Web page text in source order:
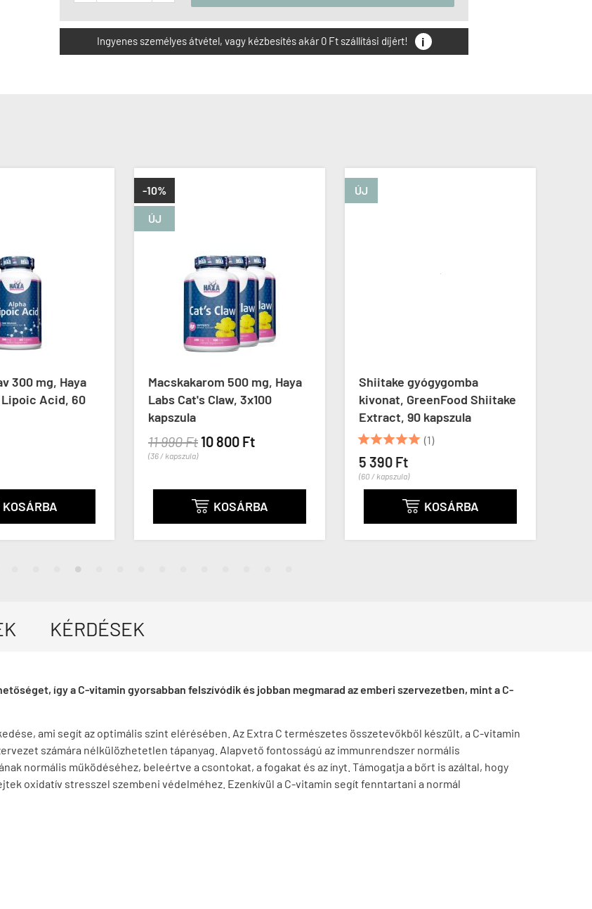
Ingyenes személyes átvétel, vagy kézbesítés akár 0 Ft szállítási díjért! i
300 mg, Haya
Acid, 60
ÚJ
-10%
Macskakarom 500 mg, Haya
Labs Cat's Claw, 3x100
kapszula
11 990 Ft10 800 Ft
(36 / kapszula)
 KOSÁRBA
ÚJ
Shiitake gyógygomba
kivonat, GreenFood Shiitake
Extract, 90 kapszula
(1)
5 390 Ft
(60 / kapszula)
 KOSÁRBA
KÉRDÉSEK
így a C-vitamin gyorsabban felszívódik és jobban megmarad az emberi szervezetben, mint a C-
ami segít az optimális szint elérésében. Az Extra C természetes összetevőkből készült, a C-vitamin
számára nélkülözhetetlen tápanyag. Alapvető fontosságú az immunrendszer normális
normális működéséhez, beleértve a csontokat, a fogakat és az ínyt. Támogatja a bőrt is azáltal, hogy
oxidatív stresszel szembeni védelméhez. Ezenkívül a C-vitamin segít fenntartani a normál